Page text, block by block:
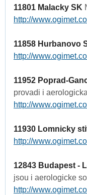
11801 Malacky SK
http://
11858 Hurbanovo
http://
11952 Poprad-
provadi i
http://
11930 Lomnicky
http://
12843 Budapest -
jsou i aerologicke
http://